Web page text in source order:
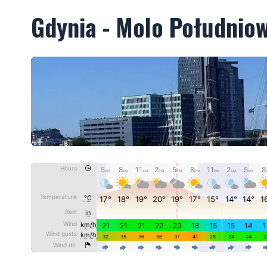
Gdynia - Molo